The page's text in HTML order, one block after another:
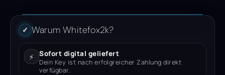
✓ Warum Whitefox2k?
⚡ Sofort digital geliefert
Dein Key ist nach erfolgreicher Zahlung direkt
verfügbar.